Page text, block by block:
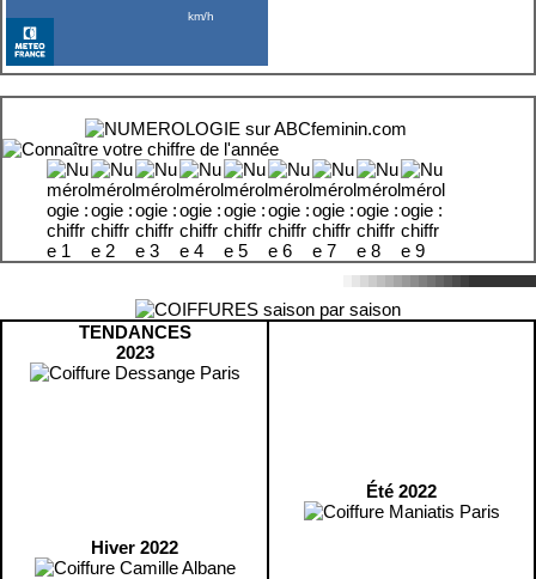
TENDANCES
2023
Hiver 2022
Été 2022